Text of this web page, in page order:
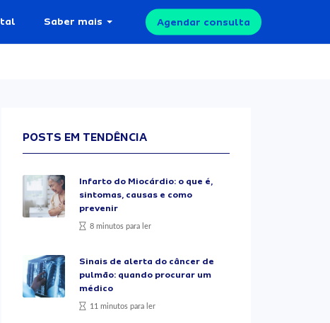
Saber mais Agendar consulta
POSTS EM TENDÊNCIA
Infarto do Miocárdio: o que é,
sintomas, causas e como
prevenir
8 minutos para ler
Sinais de alerta do câncer de
pulmão: quando procurar um
médico
11 minutos para ler